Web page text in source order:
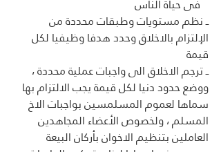
ــ نظم مستويات وطبقات محددة من
الإلتزام بالاخلاق وحدد هدفا وظيفيا لكل
قيمة
ــ ترجم الاخلاق الى واجبات عملية محددة ،
ووضع حدود دنيا لكل قيمة يجب الالتزام بها
سماها لعموم المسلمسين بواجبات الاخ
المسلم ، ولخصوص الأعضاء المجاهدين
العاملين بتنظيم الاخوان بأركان البيعة